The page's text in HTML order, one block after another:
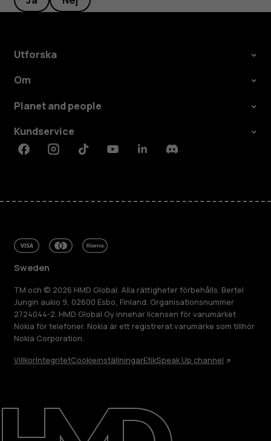
Reparera, återanvända, återvinna
Hållbarhet
Utforska
Om
Planet and people
Kundservice
FacebookInstagramTiktokYoutubeLinkedinDiscord
Sweden
TM och © 2026 HMD Global. Alla rättigheter förbehålls. Bertel
Jungin aukio 9, 02600 Esbo, Finland. Organisationsnummer
2724044-2. HMD Global Oy innehar licensen för varumärket
Nokia för telefoner. Nokia är ett registrerat varumärke som tillhör
Nokia Corporation.
VillkorIntegritetCookieinställningarEtikSpeak Up channel